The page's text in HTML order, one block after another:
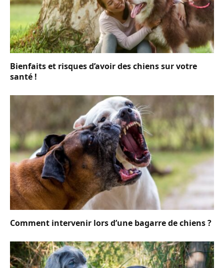
Bienfaits et risques d’avoir des chiens sur votre
santé !
Comment intervenir lors d’une bagarre de chiens ?